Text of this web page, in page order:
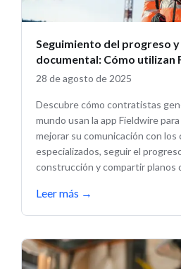
Seguimiento del progreso
documental: Cómo utilizan
contratistas generales
28 de agosto de 2025
Descubre cómo contratistas
mundo usan la app Fieldwire
mejorar su comunicación con
especializados, seguir el
construcción y compartir planos
Leer más →